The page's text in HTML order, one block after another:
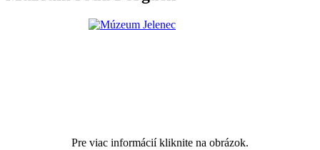
Pre viac informácií kliknite na obrázok.